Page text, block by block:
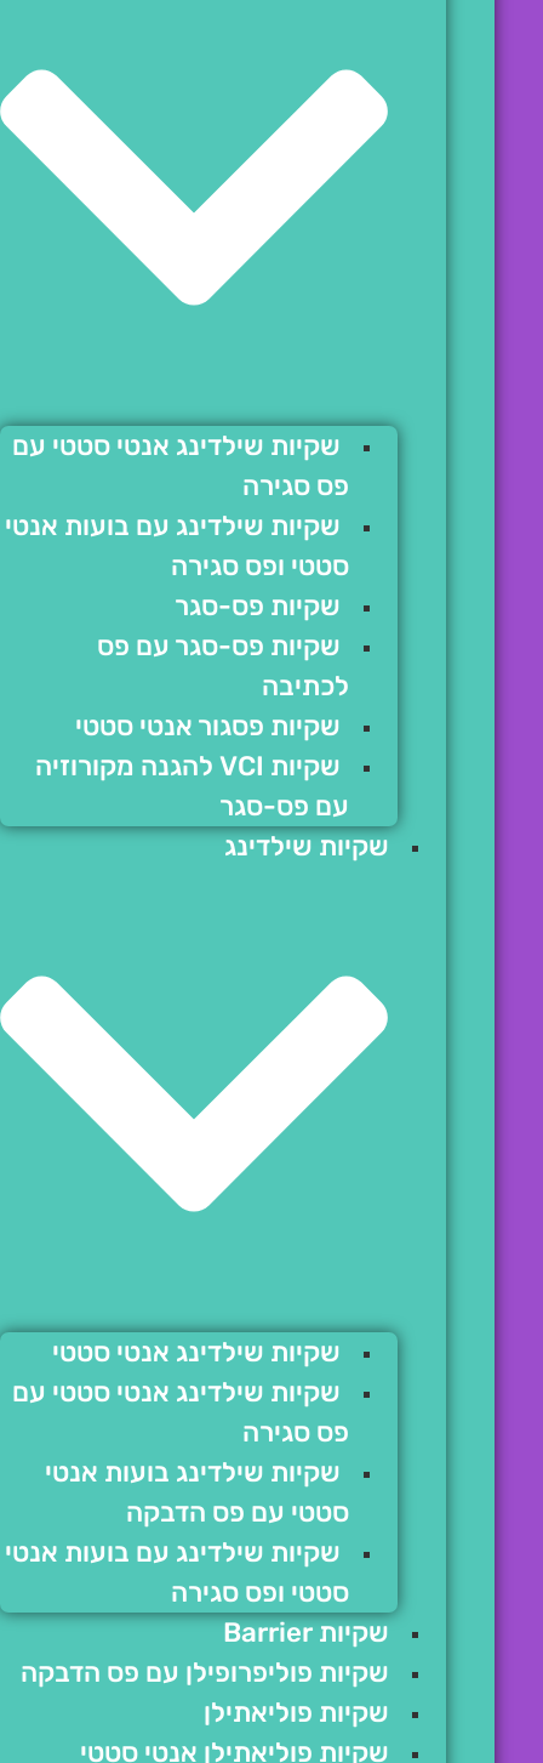
שקיות שילדינג אנטי סטטי עם
פס סגירה
שקיות שילדינג עם בועות אנטי
סטטי ופס סגירה
שקיות פס-סגר
שקיות פס-סגר עם פס
לכתיבה
שקיות פסגור אנטי סטטי
שקיות VCI להגנה מקורוזיה
עם פס-סגר
שקיות שילדינג
שקיות שילדינג אנטי סטטי
שקיות שילדינג אנטי סטטי עם
פס סגירה
שקיות שילדינג בועות אנטי
סטטי עם פס הדבקה
שקיות שילדינג עם בועות אנטי
סטטי ופס סגירה
שקיות Barrier
שקיות פוליפרופילן עם פס הדבקה
שקיות פוליאתילן
שקיות פוליאתילן אנטי סטטי